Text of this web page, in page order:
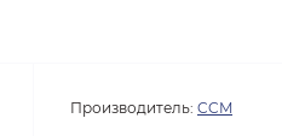
Производитель: CCM